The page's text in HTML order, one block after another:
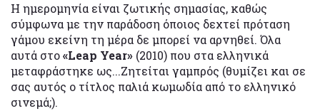
Η ημερομηνία είναι ζωτικής σημασίας, καθώς
σύμφωνα με την παράδοση όποιος δεχτεί πρόταση
γάμου εκείνη τη μέρα δε μπορεί να αρνηθεί. Όλα
αυτά στο«Leap Year» (2010) που στα ελληνικά
μεταφράστηκε ως...Ζητείται γαμπρός (θυμίζει και σε
σας αυτός ο τίτλος παλιά κωμωδία από το ελληνικό
σινεμά;).